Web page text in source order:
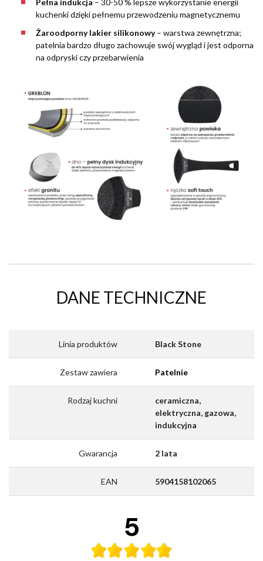
Pełna indukcja – 30-50 % lepsze wykorzystanie energii
kuchenki dzięki pełnemu przewodzeniu magnetycznemu
Żaroodporny lakier silikonowy– warstwa zewnętrzna;
patelnia bardzo długo zachowuje swój wygląd i jest odporna
na odpryski czy przebarwienia
DANE TECHNICZNE
Linia produktów Black Stone
Zestaw zawiera Patelnie
Rodzaj kuchni
ceramiczna,
elektryczna, gazowa,
indukcyjna
Gwarancja 2 lata
EAN 5904158102065
5